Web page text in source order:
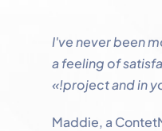
«I've never been
a feeling of
project and in
Maddie, a